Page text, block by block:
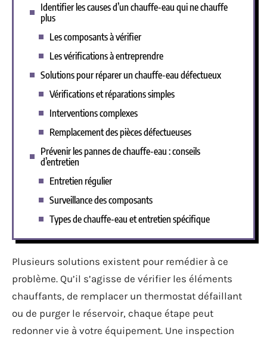
Identifier les causes d’un chauffe-eau qui ne chauffe
plus
Les composants à vérifier
Les vérifications à entreprendre
Solutions pour réparer un chauffe-eau défectueux
Vérifications et réparations simples
Interventions complexes
Remplacement des pièces défectueuses
Prévenir les pannes de chauffe-eau : conseils
d’entretien
Entretien régulier
Surveillance des composants
Types de chauffe-eau et entretien spécifique
Plusieurs solutions existent pour remédier à ce
problème. Qu’il s’agisse de vérifier les éléments
chauffants, de remplacer un thermostat défaillant
ou de purger le réservoir, chaque étape peut
redonner vie à votre équipement. Une inspection